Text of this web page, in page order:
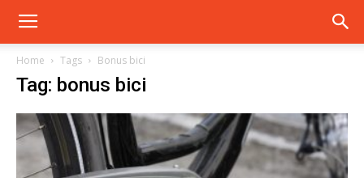
Home Tags Bonus bici
Tag: bonus bici